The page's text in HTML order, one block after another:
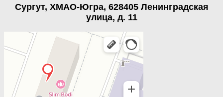
Сургут, ХМАО-Югра, 628405 Ленинградская
улица, д. 11